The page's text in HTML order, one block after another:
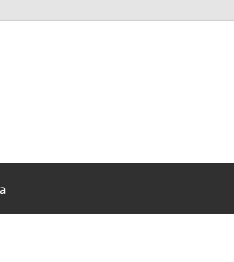
dot